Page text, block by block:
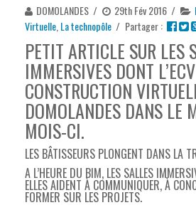
DOMOLANDES / 29th Fév 2016 /
Virtuelle La technopôle / Partager :
PETIT ARTICLE SUR LES
IMMERSIVES DONT
CONSTRUCTION
DOMOLANDES DANS LE
MOIS-CI.
LES BÂTISSEURS PLONGENT DANS LA
A L’HEURE DU BIM, LES SALLES
ELLES AIDENT À COMMUNIQUER, À
FORMER SUR LES PROJETS.